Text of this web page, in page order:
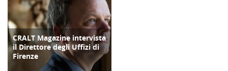
COPERTINA
CRALT Magazine intervista
il Direttore degli Uffizi di
Firenze